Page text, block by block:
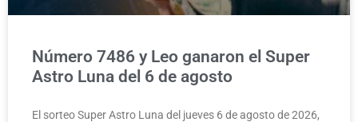
Número 7486 y Leo ganaron el Super
Astro Luna del 6 de agosto
El sorteo Super Astro Luna del jueves 6 de agosto de 2026,